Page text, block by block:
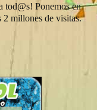
tod@s! Ponemos en
2 millones de visitas.